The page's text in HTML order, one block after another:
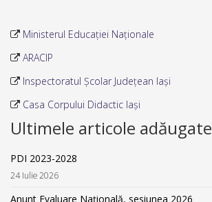
Ministerul Educației Naționale
ARACIP
Inspectoratul Școlar Județean Iași
Casa Corpului Didactic Iași
Ultimele articole adăugate
PDI 2023-2028
24 Iulie 2026
Anunt Evaluare Națională, sesiunea 2026